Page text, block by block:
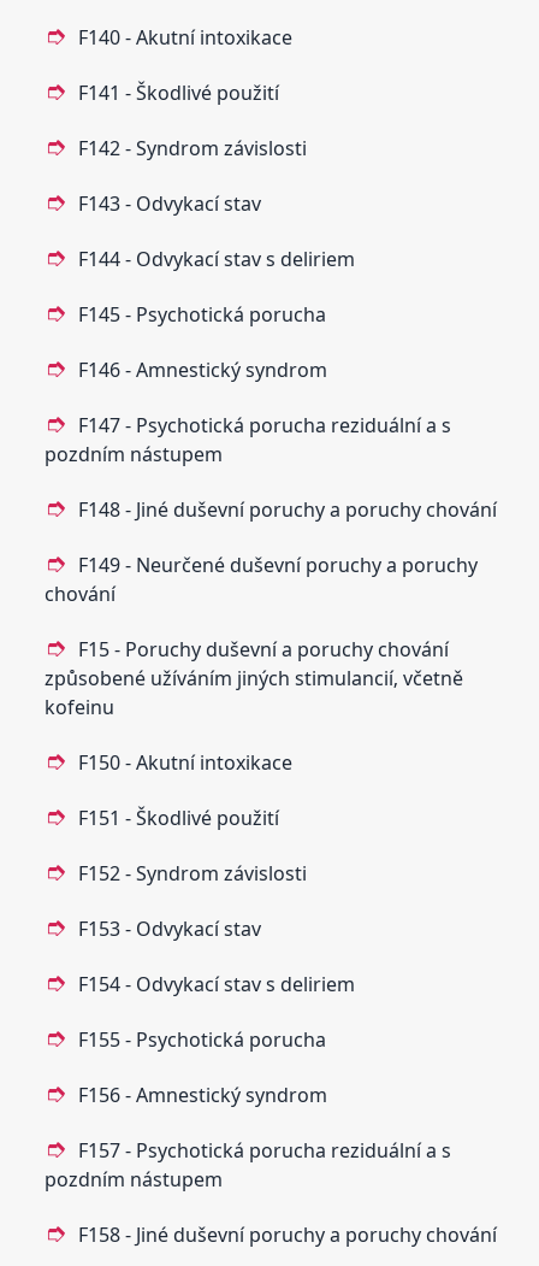
F140 - Akutní intoxikace
F141 - Škodlivé použití
F142 - Syndrom závislosti
F143 - Odvykací stav
F144 - Odvykací stav s deliriem
F145 - Psychotická porucha
F146 - Amnestický syndrom
F147 - Psychotická porucha reziduální a s
pozdním nástupem
F148 - Jiné duševní poruchy a poruchy chování
F149 - Neurčené duševní poruchy a poruchy
chování
F15 - Poruchy duševní a poruchy chování
způsobené užíváním jiných stimulancií‚ včetně
kofeinu
F150 - Akutní intoxikace
F151 - Škodlivé použití
F152 - Syndrom závislosti
F153 - Odvykací stav
F154 - Odvykací stav s deliriem
F155 - Psychotická porucha
F156 - Amnestický syndrom
F157 - Psychotická porucha reziduální a s
pozdním nástupem
F158 - Jiné duševní poruchy a poruchy chování